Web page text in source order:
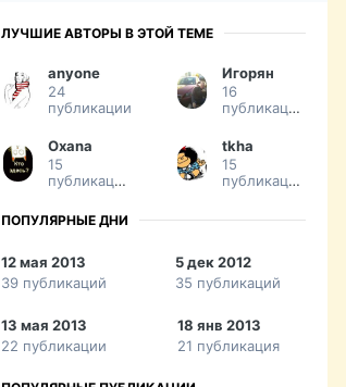
ЛУЧШИЕ АВТОРЫ В ЭТОЙ ТЕМЕ
anyone
24
публикации
Игорян
16
публикаций
Oxana
15
публикаций
tkha
15
публикаций
ПОПУЛЯРНЫЕ ДНИ
12 мая 2013
39 публикаций
5 дек 2012
35 публикаций
13 мая 2013
22 публикации
18 янв 2013
21 публикация